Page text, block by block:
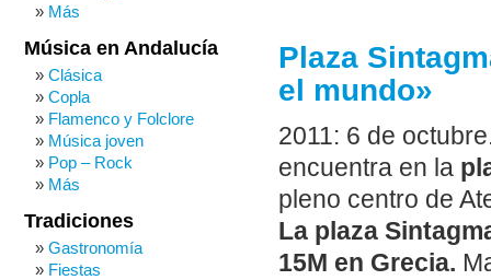
Plaza
el mundo»
2011: 6 de
encuentra en la
pleno centro de
La plaza
15M en Grecia.
Más
Música en Andalucía
Clásica
Copla
Flamenco y Folclore
Música joven
Pop – Rock
Más
Tradiciones
Gastronomía
Fiestas